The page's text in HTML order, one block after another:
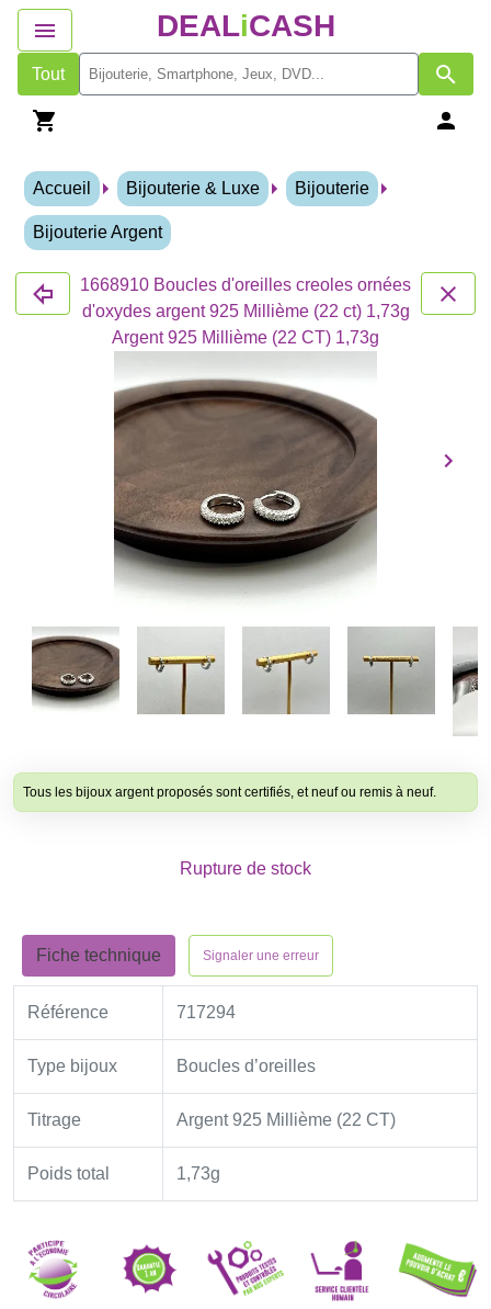
DEALiCASH
Tout
Accueil Bijouterie & Luxe Bijouterie
Bijouterie Argent
1668910 Boucles d'oreilles creoles ornées
d'oxydes argent 925 Millième (22 ct) 1,73g
Argent 925 Millième (22 CT) 1,73g
Tous les bijoux argent proposés sont certifiés, et neuf ou remis à neuf.
Rupture de stock
Fiche technique Signaler une erreur
Référence 717294
Type bijoux Boucles d’oreilles
Titrage Argent 925 Millième (22 CT)
Poids total 1,73g